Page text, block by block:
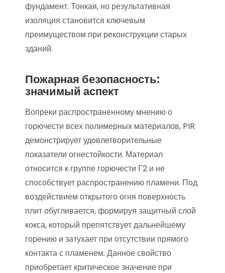
фундамент. Тонкая, но результативная
изоляция становится ключевым
преимуществом при реконструкции старых
зданий.
Пожарная безопасность:
значимый аспект
Вопреки распространенному мнению о
горючести всех полимерных материалов, PIR
демонстрирует удовлетворительные
показатели огнестойкости. Материал
относится к группе горючести Г2 и не
способствует распространению пламени. Под
воздействием открытого огня поверхность
плит обугливается, формируя защитный слой
кокса, который препятствует дальнейшему
горению и затухает при отсутствии прямого
контакта с пламенем. Данное свойство
приобретает критическое значение при